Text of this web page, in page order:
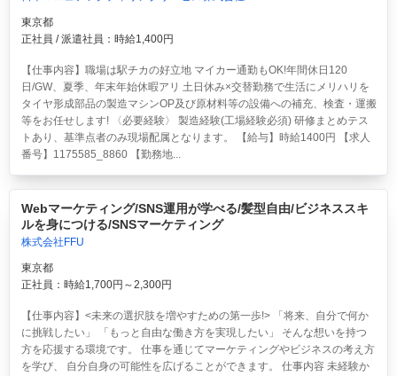
東京都
正社員 / 派遣社員：時給1,400円
【仕事内容】職場は駅チカの好立地 マイカー通勤もOK!年間休日120
日/GW、夏季、年末年始休暇アリ 土日休み×交替勤務で生活にメリハリを
タイヤ形成部品の製造マシンOP及び原材料等の設備への補充、検査・運搬
等をお任せします! 〈必要経験〉 製造経験(工場経験必須) 研修まとめテス
トあり、基準点者のみ現場配属となります。 【給与】時給1400円 【求人
番号】1175585_8860 【勤務地...
Webマーケティング/SNS運用が学べる/髪型自由/ビジネススキ
ルを身につける/SNSマーケティング
株式会社FFU
東京都
正社員：時給1,700円～2,300円
【仕事内容】<未来の選択肢を増やすための第一歩!> 「将来、自分で何か
に挑戦したい」 「もっと自由な働き方を実現したい」 そんな想いを持つ
方を応援する環境です。 仕事を通じてマーケティングやビジネスの考え方
を学び、 自分自身の可能性を広げることができます。 仕事内容 未経験か